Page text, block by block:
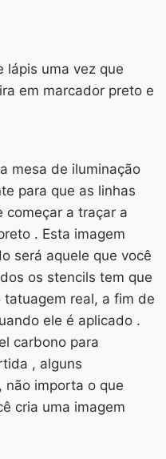
lápis uma vez que
em marcador preto e
mesa de iluminação
para que as linhas
começar a traçar a
. Esta imagem
será aquele que você
os stencils tem que
real, a fim de
ele é aplicado .
carbono para
, alguns
não importa o que
cria uma imagem